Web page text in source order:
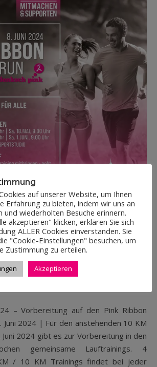
NEWS
FÜR DEN PINK
CHARITY LAUF
Juni 2024 | Für den anstehenden 10 KM
Juni 2024 gibt es zur Vorbereitung in den
gemeinsame Lauftrainings. 4
/ 10 KM Trainings findet bei jeder
auf unserer Website, um Ihnen
Erfahrung zu bieten, indem wir uns an
und wiederholten Besuche erinnern.
akzeptieren" klicken, erklären Sie sich
ALLER Cookies einverstanden. Sie
"Cookie-Einstellungen" besuchen, um
Zustimmung zu erteilen.
Akzeptieren